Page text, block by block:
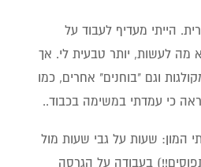
הייתי מעדיף לעבוד על
מה לעשות, יותר טבעית לי. אך
וגם "בוחנים" אחרים, כמו
כי עמדתי במשימה בכבוד..
המון: שעות על גבי שעות מול
בעבודה על הגרסה